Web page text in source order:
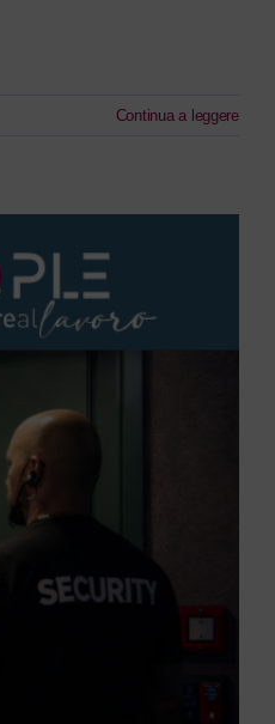
Continua a leggere